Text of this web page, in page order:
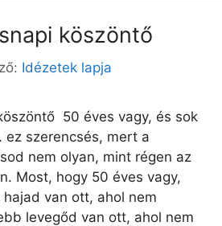
köszöntő
Idézetek lapja
50 éves vagy, és sok
szerencsés, mert a
nem olyan, mint régen az
Most, hogy 50 éves vagy,
van ott, ahol nem
levegőd van ott, ahol nem